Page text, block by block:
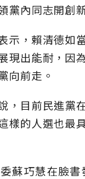
黨內同志開創
示，賴清德如
現出能耐，因
向前走。
，目前民進黨
樣的人選也最
蘇巧慧在臉